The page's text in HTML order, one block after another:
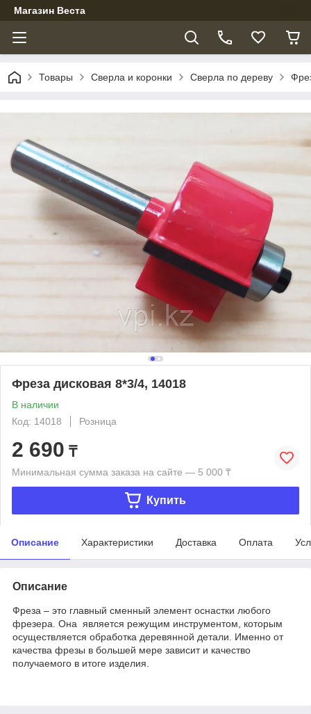
Магазин Веста
Товары Сверла и коронки Сверла по дереву
Фреза дисковая 8*3/4, 14018
В наличии
Код: 14018
Розница
2 690 ₸
Минимальная сумма заказа на сайте — 5 000 ₸
Купить
Описание Характеристики Доставка Оплата
Описание
Фреза – это главный сменный элемент оснастки любого
фрезера. Она является режущим инструментом, которым
осуществляется обработка деревянной детали. Именно от
качества фрезы в большей мере зависит и качество
получаемого в итоге изделия.